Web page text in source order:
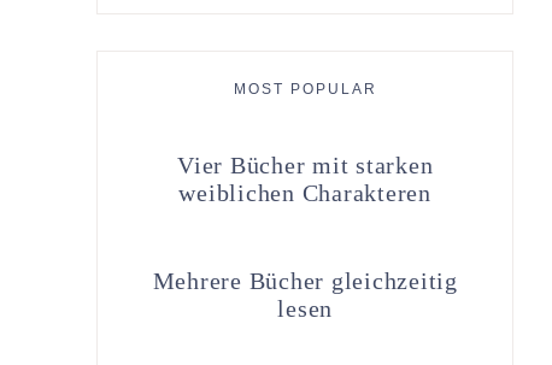
MOST POPULAR
Vier Bücher mit starken
weiblichen Charakteren
Mehrere Bücher gleichzeitig
lesen